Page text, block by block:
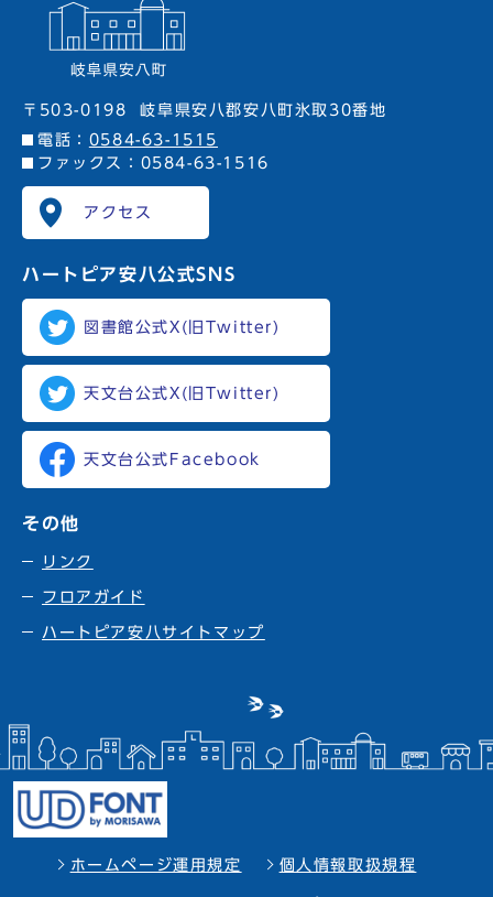
〒503-0198
岐阜県安八郡安八町氷取30番地
電話： 0584-63-1515
ファックス：0584-63-1516
アクセス
ハートピア安八公式SNS
図書館公式X(旧Twitter)
天文台公式X(旧Twitter)
天文台公式Facebook
その他
リンク
フロアガイド
ハートピア安八サイトマップ
ホームページ運用規定 個人情報取扱規程